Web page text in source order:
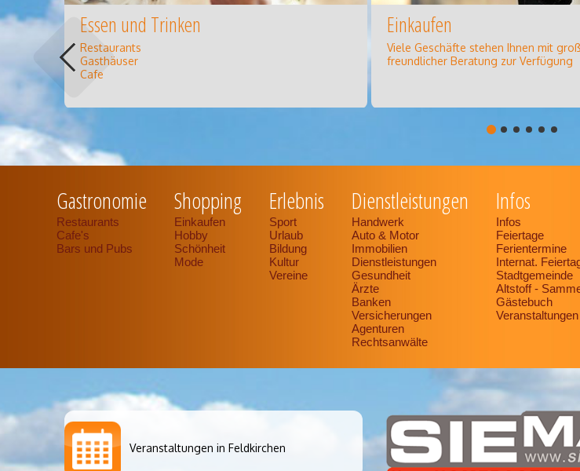
Essen und Trinken
Restaurants
Gasthäuser
Cafe
Einkaufen
Viele Geschäfte stehen Ihnen mit
freundlicher Beratung zur Verfügung
Gastronomie
Restaurants
Cafe's
Bars und Pubs
Shopping
Einkaufen
Hobby
Schönheit
Mode
Erlebnis
Sport
Urlaub
Bildung
Kultur
Vereine
Dienstleistungen
Handwerk
Auto & Motor
Immobilien
Dienstleistungen
Gesundheit
Ärzte
Banken
Versicherungen
Agenturen
Rechtsanwälte
Infos
Infos
Feiertage
Ferientermine
Internat.
Stadtgemeinde
Altstoff -
Gästebuch
Veranstaltungen
Veranstaltungen in Feldkirchen